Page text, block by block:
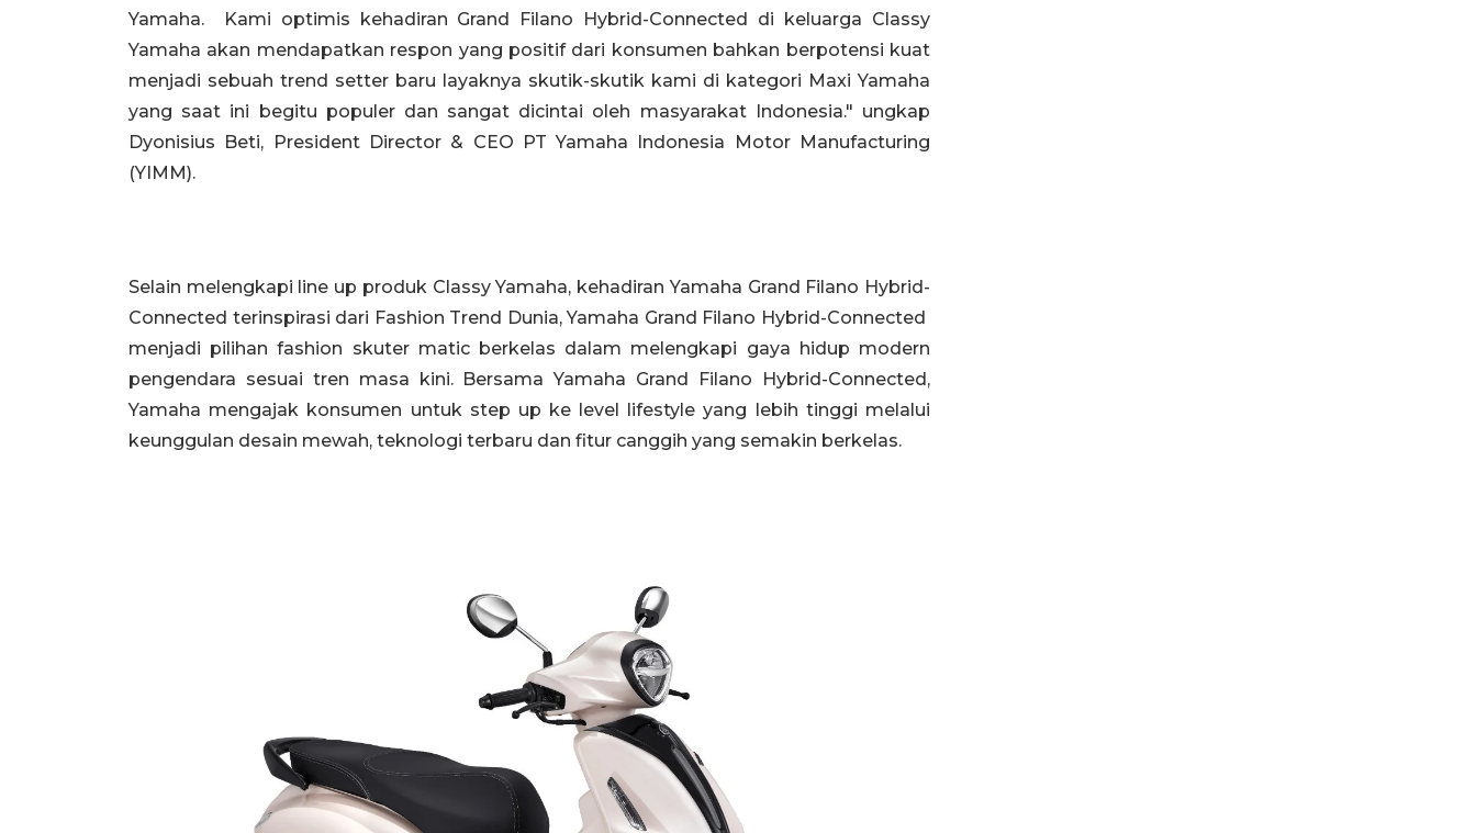
Yamaha. Kami optimis kehadiran Grand Filano Hybrid-Connected di keluarga Classy
Yamaha akan mendapatkan respon yang positif dari konsumen bahkan berpotensi kuat
menjadi sebuah trend setter baru layaknya skutik-skutik kami di kategori Maxi Yamaha
yang saat ini begitu populer dan sangat dicintai oleh masyarakat Indonesia." ungkap
Dyonisius Beti, President Director & CEO PT Yamaha Indonesia Motor Manufacturing
(YIMM).
Selain melengkapi line up produk Classy Yamaha, kehadiran Yamaha Grand Filano Hybrid-
Connected terinspirasi dari Fashion Trend Dunia, Yamaha Grand Filano Hybrid-Connected
menjadi pilihan fashion skuter matic berkelas dalam melengkapi gaya hidup modern
pengendara sesuai tren masa kini. Bersama Yamaha Grand Filano Hybrid-Connected,
Yamaha mengajak konsumen untuk step up ke level lifestyle yang lebih tinggi melalui
keunggulan desain mewah, teknologi terbaru dan fitur canggih yang semakin berkelas.